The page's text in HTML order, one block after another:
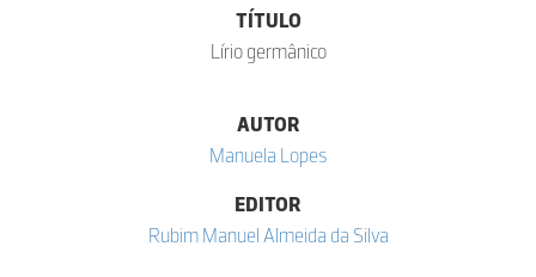
TÍTULO
Lírio germânico
AUTOR
Manuela Lopes
EDITOR
Rubim Manuel Almeida da Silva